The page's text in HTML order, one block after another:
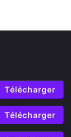
Télécharger
Télécharger